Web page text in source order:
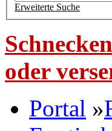
Erweiterte Suche
oder
Portal »